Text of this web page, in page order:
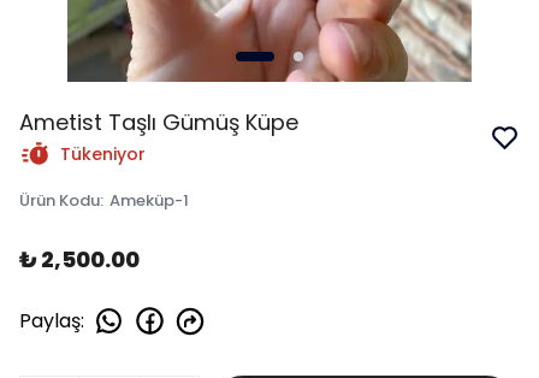
Ametist Taşlı Gümüş Küpe
Tükeniyor
Ürün Kodu: Ameküp-1
₺ 2,500.00
Paylaş: